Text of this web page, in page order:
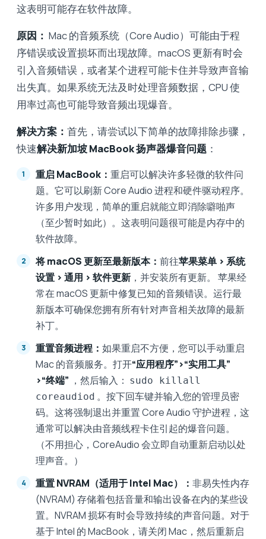
这表明可能存在软件故障。
原因： Mac 的音频系统（Core Audio）可能由于程
序错误或设置损坏而出现故障。macOS 更新有时会
引入音频错误，或者某个进程可能卡住并导致声音输
出失真。如果系统无法及时处理音频数据，CPU 使
用率过高也可能导致音频出现爆音。
解决方案： 首先，请尝试以下简单的故障排除步骤，
快速解决新加坡 MacBook 扬声器爆音问题 ：
重启 MacBook： 重启可以解决许多轻微的软件问
题。它可以刷新 Core Audio 进程和硬件驱动程序。
许多用户发现，简单的重启就能立即消除噼啪声
（至少暂时如此）。这表明问题很可能是内存中的
软件故障。
将 macOS 更新至最新版本： 前往苹果菜单 > 系统
设置 > 通用 > 软件更新 ，并安装所有更新。 苹果经
常在 macOS 更新中修复已知的音频错误。运行最
新版本可确保您拥有所有针对声音相关故障的最新
补丁。
重置音频进程： 如果重启不方便，您可以手动重启
Mac 的音频服务。打开“应用程序”>“实用工具”
>“终端” ，然后输入： sudo killall
coreaudiod 。按下回车键并输入您的管理员密
码。这将强制退出并重置 Core Audio 守护进程，这
通常可以解决由音频线程卡住引起的爆音问题。
（不用担心，CoreAudio 会立即自动重新启动以处
理声音。）
重置 NVRAM（适用于 Intel Mac）： 非易失性内存
(NVRAM) 存储着包括音量和输出设备在内的某些设
置。NVRAM 损坏有时会导致持续的声音问题。对于
基于 Intel 的 MacBook，请关闭 Mac，然后重新启